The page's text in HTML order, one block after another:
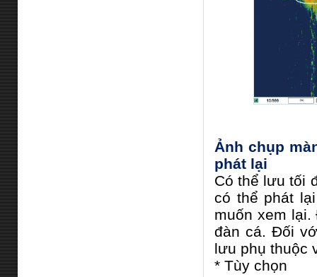
Ảnh chụp
phát lại
Có thể lưu tối
có thể phát
muốn xem
đàn cá. Đối
lưu phụ thuộc
* Tùy chọn